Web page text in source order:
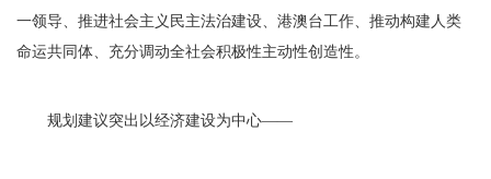
一领导、推进社会主义民主法治建设、港澳台工作、推动构建人类
命运共同体、充分调动全社会积极性主动性创造性。
规划建议突出以经济建设为中心——